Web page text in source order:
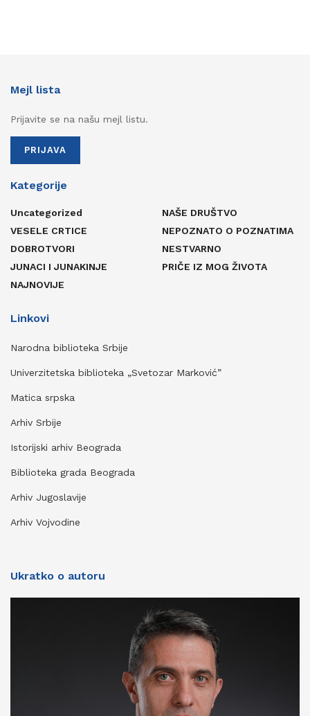
Mejl lista
Prijavite se na našu mejl listu.
PRIJAVA
Kategorije
Uncategorized
VESELE CRTICE
DOBROTVORI
JUNACI I JUNAKINJE
NAJNOVIJE
NAŠE DRUŠTVO
NEPOZNATO O POZNATIMA
NESTVARNO
PRIČE IZ MOG ŽIVOTA
Linkovi
Narodna biblioteka Srbije
Univerzitetska biblioteka „Svetozar Marković”
Matica srpska
Arhiv Srbije
Istorijski arhiv Beograda
Biblioteka grada Beograda
Arhiv Jugoslavije
Arhiv Vojvodine
Ukratko o autoru